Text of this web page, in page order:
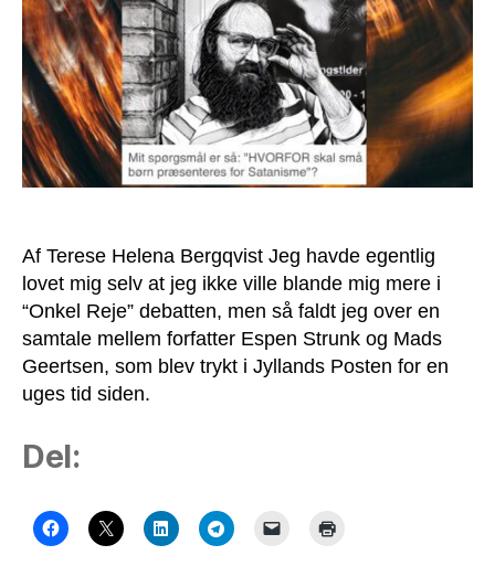
præsenteres
for
satanisme?
Af Terese Helena Bergqvist Jeg havde egentlig
lovet mig selv at jeg ikke ville blande mig mere i
“Onkel Reje” debatten, men så faldt jeg over en
samtale mellem forfatter Espen Strunk og Mads
Geertsen, som blev trykt i Jyllands Posten for en
uges tid siden.
Del: